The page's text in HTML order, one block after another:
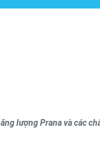
lượng Prana và các